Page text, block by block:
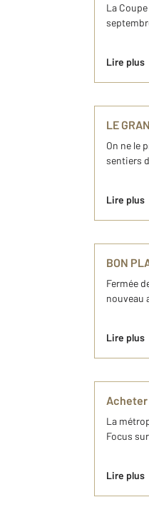
La
Lire plus
LE
On ne le
sentiers
Lire plus
BON
Fermée
nouveau
Lire plus
Acheter
La
Focus
Lire plus